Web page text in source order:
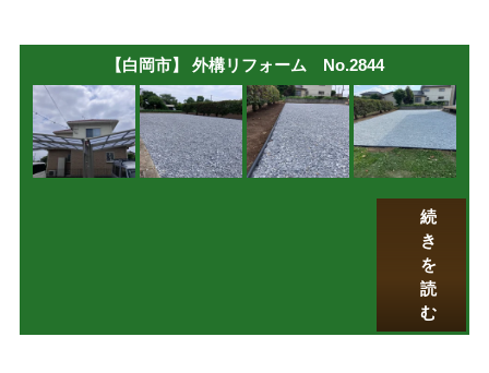
【白岡市】 外構リフォーム No.2844
続
き
を
読
む